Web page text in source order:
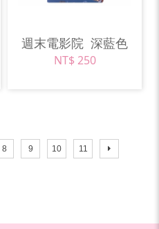
週末電影院 深藍色
NT$ 250
8 9 10 11